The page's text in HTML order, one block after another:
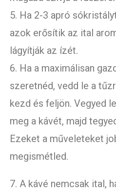
5. Ha 2-3 apró
azok erősítik az ital
lágyítják az ízét.
6. Ha a maximálisan
szeretnéd, vedd le a
kezd és feljön. Vegyed
meg a kávét, majd
Ezeket a műveleteket
megismétled.
7. A kávé nemcsak ital,